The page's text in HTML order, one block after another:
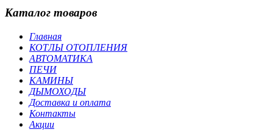
Каталог товаров
Главная
КОТЛЫ ОТОПЛЕНИЯ
АВТОМАТИКА
ПЕЧИ
КАМИНЫ
ДЫМОХОДЫ
Доставка и оплата
Контакты
Акции